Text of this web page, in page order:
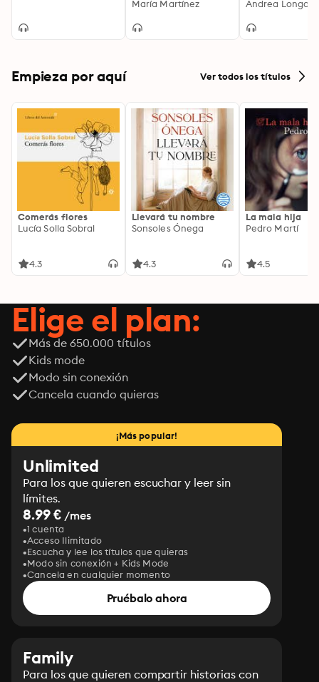
imposibles
María Martínez Andrea
Empieza por aquí Ver todos los títulos
Comerás flores
Lucía Solla Sobral
4.3
Llevará tu nombre
Sonsoles Ónega
4.3
La mala hija
Pedro Martí
4.5
Elige el plan:
Más de 650.000 títulos
Kids mode
Modo sin conexión
Cancela cuando quieras
¡Más popular!
Unlimited
Para los que quieren escuchar y leer sin
límites.
8.99 € /mes
1 cuenta
Acceso Ilimitado
Escucha y lee los títulos que quieras
Modo sin conexión + Kids Mode
Cancela en cualquier momento
Pruébalo ahora
Family
Para los que quieren compartir historias con